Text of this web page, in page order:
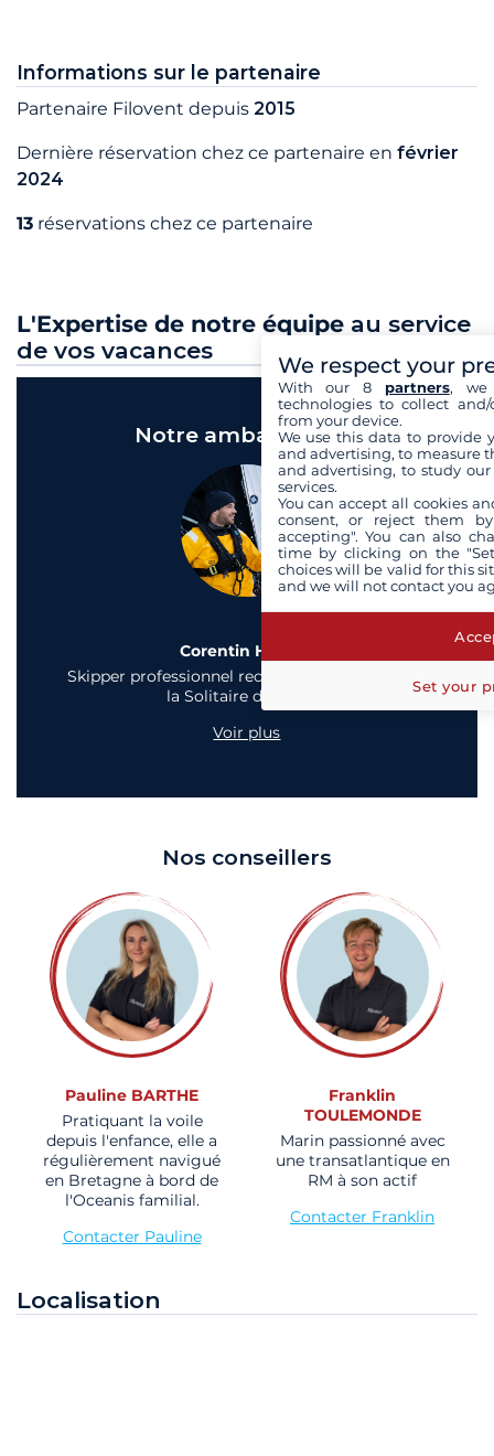
Informations sur le partenaire
Partenaire Filovent depuis 2015
Dernière réservation chez ce partenaire en février
2024
13 réservations chez ce partenaire
L'Expertise de notre équipe au service
de vos vacances
Notre ambassadeur
Corentin Horeau
Skipper professionnel reconnu et vainqueur de
la Solitaire du Figaro
Voir plus
Nos conseillers
Pauline BARTHE
Pratiquant la voile
depuis l'enfance, elle a
régulièrement navigué
en Bretagne à bord de
l'Oceanis familial.
Contacter Pauline
Franklin
TOULEMONDE
Marin passionné avec
une transatlantique en
RM à son actif
Contacter Franklin
Localisation
We respect your
With our 8 partners, we
technologies to collect
from your device.
We use this data to provide
and advertising, to measure
and advertising, to study
services.
You can accept all cookies
consent, or reject them
accepting". You can also
time by clicking on the
choices will be valid for this
and we will not contact you
Set your